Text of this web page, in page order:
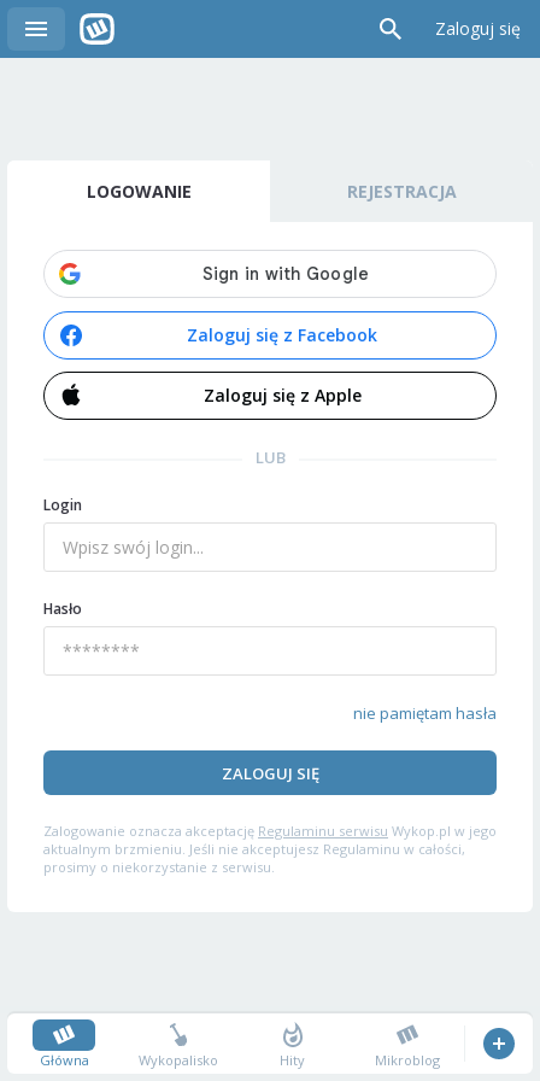
Zaloguj się
LOGOWANIE REJESTRACJA
Zaloguj się z Facebook
Zaloguj się z Apple
LUB
Login
Hasło
nie pamiętam hasła
ZALOGUJ SIĘ
Zalogowanie oznacza akceptację Regulaminu serwisu Wykop.pl w jego
aktualnym brzmieniu. Jeśli nie akceptujesz Regulaminu w całości,
prosimy o niekorzystanie z serwisu.
Główna Wykopalisko Hity Mikroblog